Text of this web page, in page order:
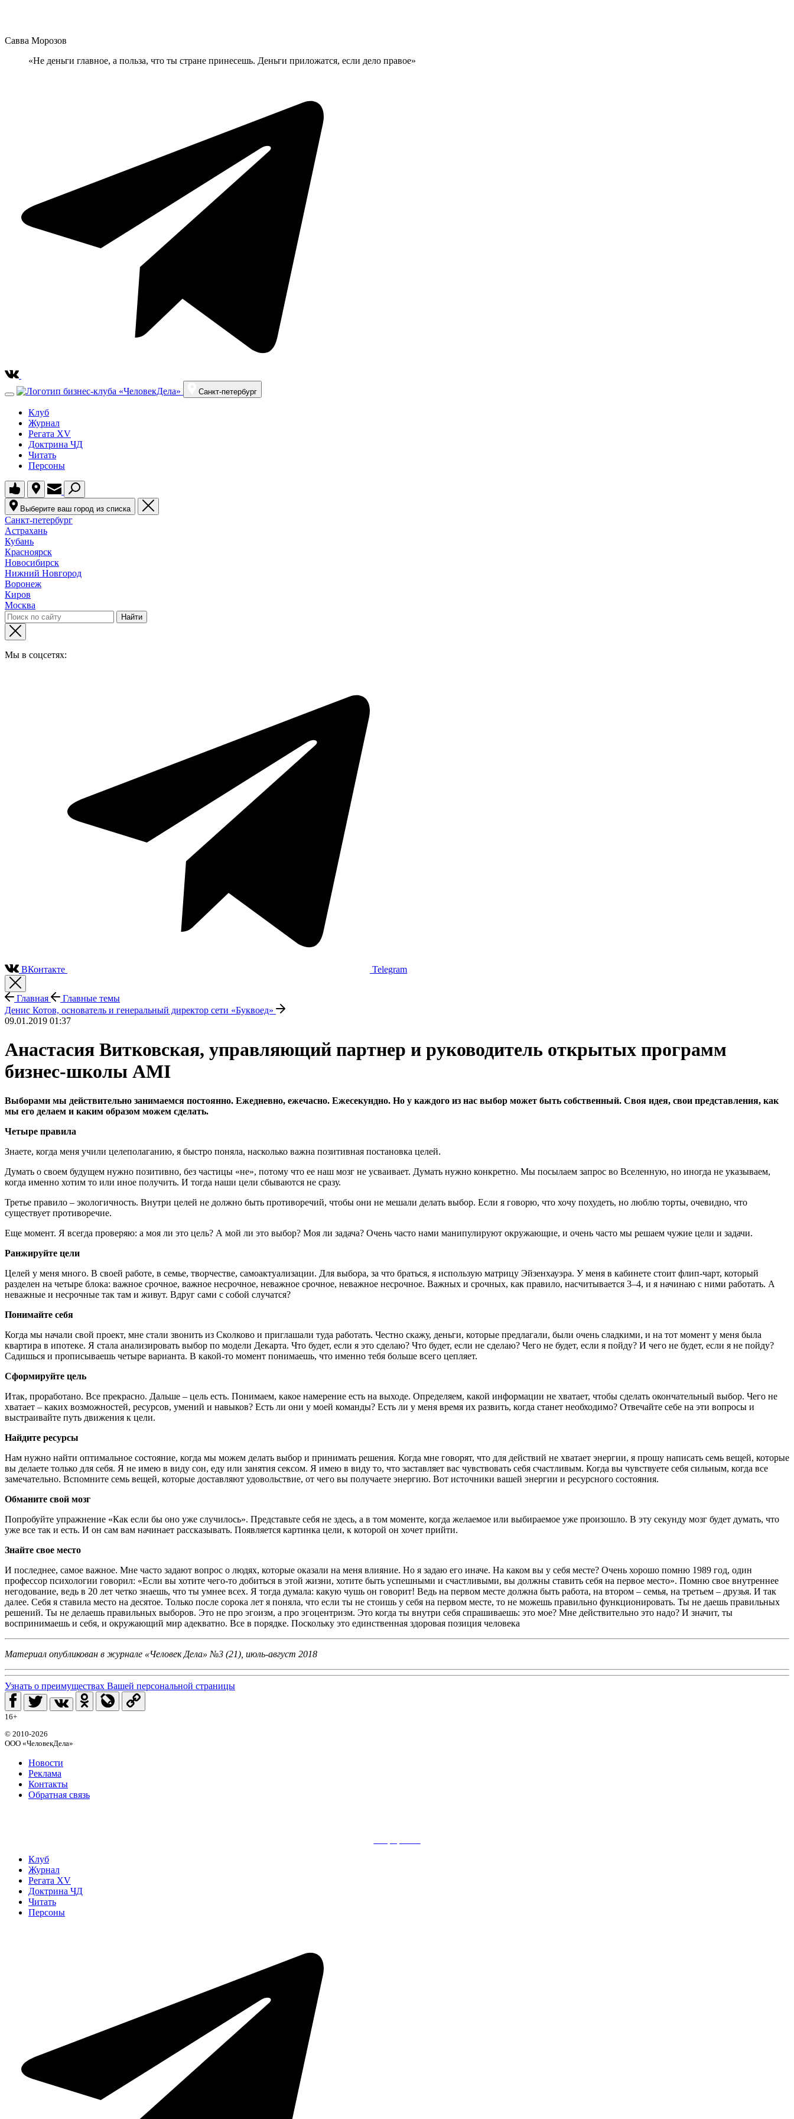
Савва Морозов
«Не деньги главное, а польза, что ты стране принесешь. Деньги приложатся, если дело правое»
Санкт-петербург
Клуб
Журнал
Регата XV
Доктрина ЧД
Читать
Персоны
Выберите ваш город из списка
Санкт-петербург
Астрахань
Кубань
Красноярск
Новосибирск
Нижний Новгород
Воронеж
Киров
Москва
Мы в соцсетях:
ВКонтакте Telegram
Главная
Главные темы
Денис Котов, основатель и генеральный директор сети «Буквоед»
09.01.2019 01:37
Анастасия Витковская, управляющий партнер и руководитель открытых программ
бизнес-школы AMI
Выборами мы действительно занимаемся постоянно. Ежедневно, ежечасно. Ежесекундно. Но у каждого из нас выбор может быть собственный. Своя идея, свои представления, как
мы его делаем и каким образом можем сделать.
Четыре правила
Знаете, когда меня учили целеполаганию, я быстро поняла, насколько важна позитивная постановка целей.
Думать о своем будущем нужно позитивно, без частицы «не», потому что ее наш мозг не усваивает. Думать нужно конкретно. Мы посылаем запрос во Вселенную, но иногда не указываем,
когда именно хотим то или иное получить. И тогда наши цели сбываются не сразу.
Третье правило – экологичность. Внутри целей не должно быть противоречий, чтобы они не мешали делать выбор. Если я говорю, что хочу похудеть, но люблю торты, очевидно, что
существует противоречие.
Еще момент. Я всегда проверяю: а моя ли это цель? А мой ли это выбор? Моя ли задача? Очень часто нами манипулируют окружающие, и очень часто мы решаем чужие цели и задачи.
Ранжируйте цели
Целей у меня много. В своей работе, в семье, творчестве, самоактуализации. Для выбора, за что браться, я использую матрицу Эйзенхауэра. У меня в кабинете стоит флип-чарт, который
разделен на четыре блока: важное срочное, важное несрочное, неважное срочное, неважное несрочное. Важных и срочных, как правило, насчитывается 3–4, и я начинаю с ними работать. А
неважные и несрочные так там и живут. Вдруг сами с собой случатся?
Понимайте себя
Когда мы начали свой проект, мне стали звонить из Сколково и приглашали туда работать. Честно скажу, деньги, которые предлагали, были очень сладкими, и на тот момент у меня была
квартира в ипотеке. Я стала анализировать выбор по модели Декарта. Что будет, если я это сделаю? Что будет, если не сделаю? Чего не будет, если я пойду? И чего не будет, если я не пойду?
Садишься и прописываешь четыре варианта. В какой-то момент понимаешь, что именно тебя больше всего цепляет.
Сформируйте цель
Итак, проработано. Все прекрасно. Дальше – цель есть. Понимаем, какое намерение есть на выходе. Определяем, какой информации не хватает, чтобы сделать окончательный выбор. Чего не
хватает – каких возможностей, ресурсов, умений и навыков? Есть ли они у моей команды? Есть ли у меня время их развить, когда станет необходимо? Отвечайте себе на эти вопросы и
выстраивайте путь движения к цели.
Найдите ресурсы
Нам нужно найти оптимальное состояние, когда мы можем делать выбор и принимать решения. Когда мне говорят, что для действий не хватает энергии, я прошу написать семь вещей, которые
вы делаете только для себя. Я не имею в виду сон, еду или занятия сексом. Я имею в виду то, что заставляет вас чувствовать себя счастливым. Когда вы чувствуете себя сильным, когда все
замечательно. Вспомните семь вещей, которые доставляют удовольствие, от чего вы получаете энергию. Вот источники вашей энергии и ресурсного состояния.
Обманите свой мозг
Попробуйте упражнение «Как если бы оно уже случилось». Представьте себя не здесь, а в том моменте, когда желаемое или выбираемое уже произошло. В эту секунду мозг будет думать, что
уже все так и есть. И он сам вам начинает рассказывать. Появляется картинка цели, к которой он хочет прийти.
Знайте свое место
И последнее, самое важное. Мне часто задают вопрос о людях, которые оказали на меня влияние. Но я задаю его иначе. На каком вы у себя месте? Очень хорошо помню 1989 год, один
профессор психологии говорил: «Если вы хотите чего-то добиться в этой жизни, хотите быть успешными и счастливыми, вы должны ставить себя на первое место». Помню свое внутреннее
негодование, ведь в 20 лет четко знаешь, что ты умнее всех. Я тогда думала: какую чушь он говорит! Ведь на первом месте должна быть работа, на втором – семья, на третьем – друзья. И так
далее. Себя я ставила место на десятое. Только после сорока лет я поняла, что если ты не стоишь у себя на первом месте, то не можешь правильно функционировать. Ты не даешь правильных
решений. Ты не делаешь правильных выборов. Это не про эгоизм, а про эгоцентризм. Это когда ты внутри себя спрашиваешь: это мое? Мне действительно это надо? И значит, ты
воспринимаешь и себя, и окружающий мир адекватно. Все в порядке. Поскольку это единственная здоровая позиция человека
Материал опубликован в журнале «Человек Дела» №3 (21), июль-август 2018
Узнать о преимуществах Вашей персональной страницы
16+
© 2010-2026
ООО «ЧеловекДела»
Новости
Реклама
Контакты
Обратная связь
Клуб
Журнал
Регата XV
Доктрина ЧД
Читать
Персоны